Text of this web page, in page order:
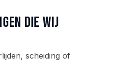
die wij
scheiding of